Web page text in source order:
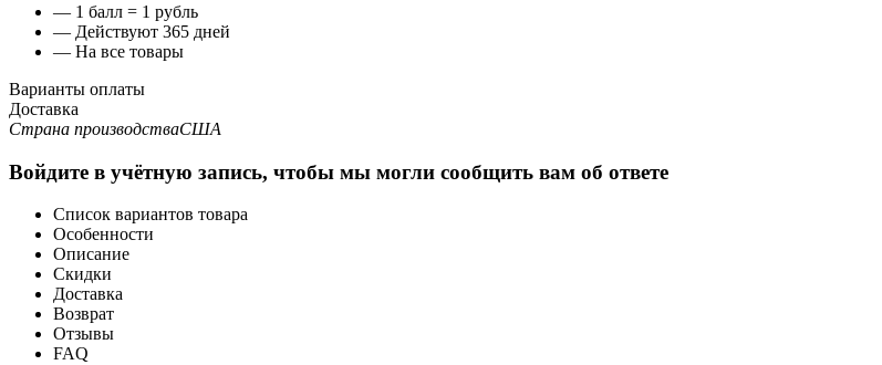
— 1 балл = 1 рубль
— Действуют 365 дней
— На все товары
Варианты оплаты
Доставка
Страна производстваСША
Войдите в учётную запись, чтобы мы могли сообщить вам об ответе
Список вариантов товара
Особенности
Описание
Скидки
Доставка
Возврат
Отзывы
FAQ